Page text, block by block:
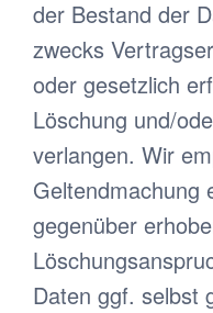
der Bestand der
zwecks
oder gesetzlich
Löschung und/
verlangen. Wir
Geltendmachung
gegenüber
Daten ggf. selbst